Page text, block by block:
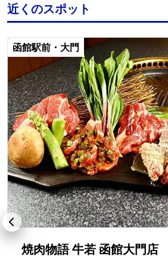
近くのスポット
函館駅前・大門
焼肉物語 牛若 函館大門店